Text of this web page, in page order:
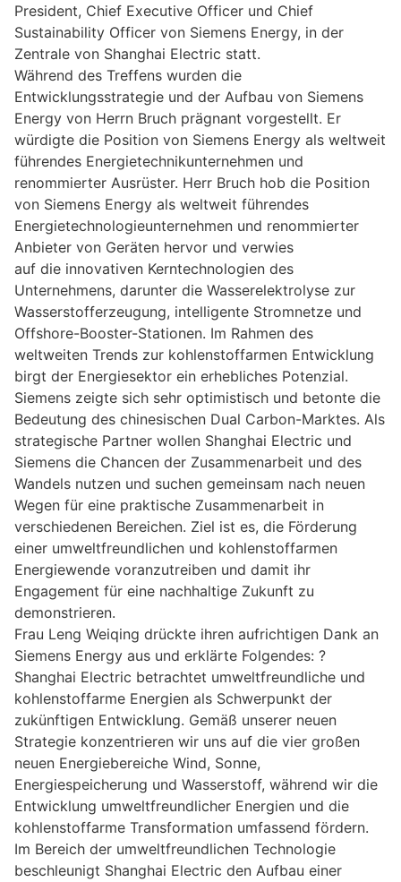
President, Chief Executive Officer und Chief
Sustainability Officer von Siemens Energy, in der
Zentrale von Shanghai Electric statt.
Während des Treffens wurden die
Entwicklungsstrategie und der Aufbau von Siemens
Energy von Herrn Bruch prägnant vorgestellt. Er
würdigte die Position von Siemens Energy als weltweit
führendes Energietechnikunternehmen und
renommierter Ausrüster. Herr Bruch hob die Position
von Siemens Energy als weltweit führendes
Energietechnologieunternehmen und renommierter
Anbieter von Geräten hervor und verwies
auf die innovativen Kerntechnologien des
Unternehmens, darunter die Wasserelektrolyse zur
Wasserstofferzeugung, intelligente Stromnetze und
Offshore-Booster-Stationen. Im Rahmen des
weltweiten Trends zur kohlenstoffarmen Entwicklung
birgt der Energiesektor ein erhebliches Potenzial.
Siemens zeigte sich sehr optimistisch und betonte die
Bedeutung des chinesischen Dual Carbon-Marktes. Als
strategische Partner wollen Shanghai Electric und
Siemens die Chancen der Zusammenarbeit und des
Wandels nutzen und suchen gemeinsam nach neuen
Wegen für eine praktische Zusammenarbeit in
verschiedenen Bereichen. Ziel ist es, die Förderung
einer umweltfreundlichen und kohlenstoffarmen
Energiewende voranzutreiben und damit ihr
Engagement für eine nachhaltige Zukunft zu
demonstrieren.
Frau Leng Weiqing drückte ihren aufrichtigen Dank an
Siemens Energy aus und erklärte Folgendes: ?
Shanghai Electric betrachtet umweltfreundliche und
kohlenstoffarme Energien als Schwerpunkt der
zukünftigen Entwicklung. Gemäß unserer neuen
Strategie konzentrieren wir uns auf die vier großen
neuen Energiebereiche Wind, Sonne,
Energiespeicherung und Wasserstoff, während wir die
Entwicklung umweltfreundlicher Energien und die
kohlenstoffarme Transformation umfassend fördern.
Im Bereich der umweltfreundlichen Technologie
beschleunigt Shanghai Electric den Aufbau einer